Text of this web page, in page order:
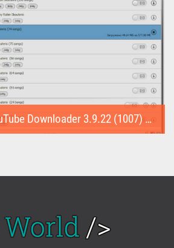
MediaHuman YouTube Downloader 3.9.22 (1007) (Repack & Portable)